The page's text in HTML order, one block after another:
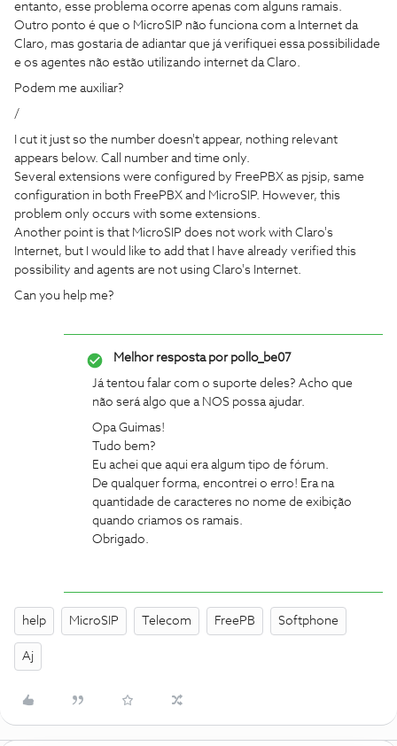
entanto, esse problema ocorre apenas com alguns ramais.
Outro ponto é que o MicroSIP não funciona com a Internet da
Claro, mas gostaria de adiantar que já verifiquei essa possibilidade
e os agentes não estão utilizando internet da Claro.
Podem me auxiliar?
/
I cut it just so the number doesn't appear, nothing relevant
appears below. Call number and time only.
Several extensions were configured by FreePBX as pjsip, same
configuration in both FreePBX and MicroSIP. However, this
problem only occurs with some extensions.
Another point is that MicroSIP does not work with Claro's
Internet, but I would like to add that I have already verified this
possibility and agents are not using Claro's Internet.
Can you help me?
Melhor resposta porpollo_be07
Já tentou falar com o suporte deles? Acho que
não será algo que a NOS possa ajudar.
Opa Guimas!
Tudo bem?
Eu achei que aqui era algum tipo de fórum.
De qualquer forma, encontrei o erro! Era na
quantidade de caracteres no nome de exibição
quando criamos os ramais.
Obrigado.
help MicroSIP Telecom FreePB Softphone
Aj